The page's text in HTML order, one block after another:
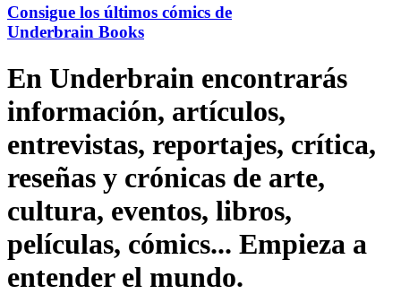
Consigue los últimos cómics de
Underbrain Books
En Underbrain encontrarás
información, artículos,
entrevistas, reportajes, crítica,
reseñas y crónicas de arte,
cultura, eventos, libros,
películas, cómics... Empieza a
entender el mundo.